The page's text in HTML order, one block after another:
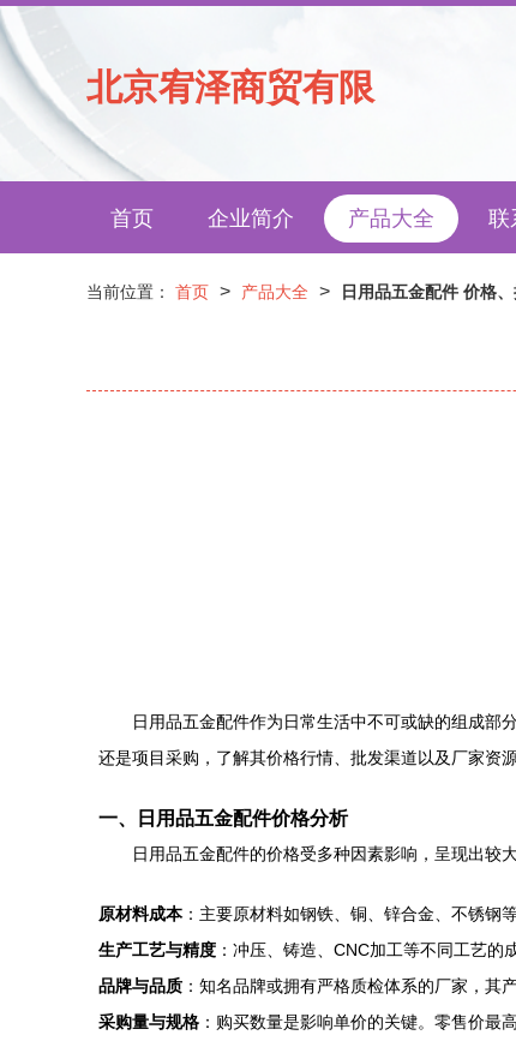
北京宥泽商贸有限
首页 企业简介 产品大全 联
当前位置： 首页 > 产品大全 > 日用品五金配件 价格
日用品五金配件作为日常生活中不可或缺的组成部
还是项目采购，了解其价格行情、批发渠道以及厂家资
一、日用品五金配件价格分析
日用品五金配件的价格受多种因素影响，呈现出较大
原材料成本：主要原材料如钢铁、铜、锌合金、不锈钢
生产工艺与精度 ：冲压、铸造、CNC加工等不同工艺的
品牌与品质 ：知名品牌或拥有严格质检体系的厂家，其
采购量与规格 ：购买数量是影响单价的关键。零售价最